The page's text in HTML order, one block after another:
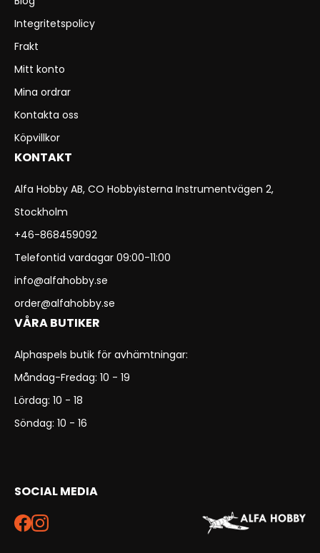
Integritetspolicy
Frakt
Mitt konto
Mina ordrar
Kontakta oss
Köpvillkor
KONTAKT
Alfa Hobby AB, CO Hobbyisterna Instrumentvägen 2,
Stockholm
+46-868459092
Telefontid vardagar 09:00-11:00
info@alfahobby.se
order@alfahobby.se
VÅRA BUTIKER
Alphaspels butik för avhämtningar:
Måndag-Fredag: 10 - 19
Lördag: 10 - 18
Söndag: 10 - 16
SOCIAL MEDIA